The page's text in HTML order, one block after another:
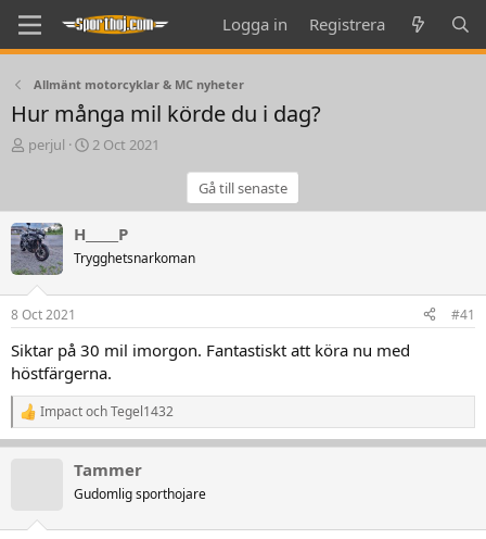
Logga in Registrera
Allmänt motorcyklar & MC nyheter
Hur många mil körde du i dag?
T
a
d
s
t
a
r
e
r
perjul
S
d
a
e
2 Oct 2021
Gå till senaste
H_____P
Trygghetsnarkoman
8 Oct 2021 #41
Siktar på 30 mil imorgon. Fantastiskt att köra nu med
höstfärgerna.
R
e
a
ImpactochTegel1432
Tammer
Gudomlig sporthojare